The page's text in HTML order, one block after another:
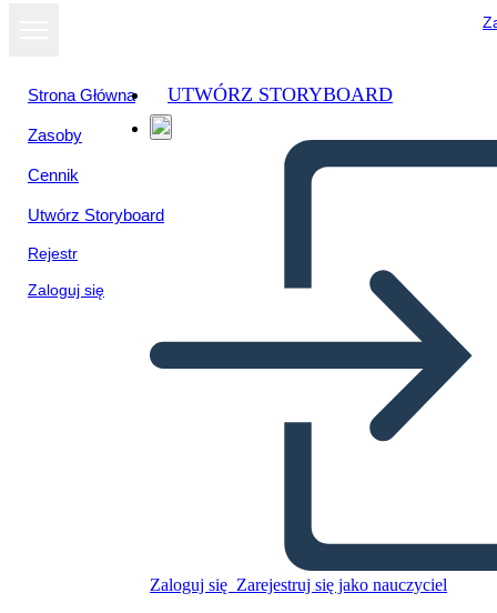
Strona Główna
Zasoby
Cennik
Utwórz Storyboard
Rejestr
Zaloguj się
UTWÓRZ STORYBOARD
Zaloguj się Zarejestruj się jako nauczyciel
biografia organizator grafiki
Skopiuj tę scenorys
STWÓRZ SCENORYS